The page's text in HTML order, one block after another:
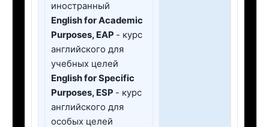
иностранный
English for Academic
Purposes, EAP - курс
английского для
учебных целей
English for Specific
Purposes, ESP - курс
английского для
особых целей